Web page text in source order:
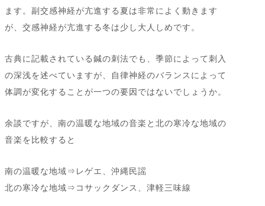
ます。副交感神経が亢進する夏は非常によく動きます
が、交感神経が亢進する冬は少し大人しめです。
古典に記載されている鍼の刺法でも、季節によって刺入
の深浅を述べていますが、自律神経のバランスによって
体調が変化することが一つの要因ではないでしょうか。
余談ですが、南の温暖な地域の音楽と北の寒冷な地域の
音楽を比較すると
南の温暖な地域⇒レゲエ、沖縄民謡
北の寒冷な地域⇒コサックダンス、津軽三味線